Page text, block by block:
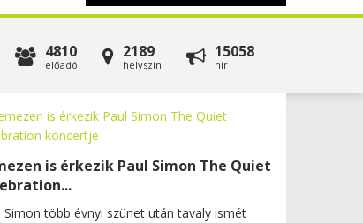
4810
előadó
2189
helyszín
15058
hír
is érkezik Paul Simon The Quiet
Simon több évnyi szünet után tavaly ismét